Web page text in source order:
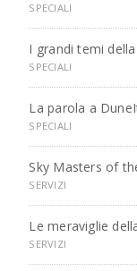
SPECIALI
I grandi temi
SPECIALI
La parola a
SPECIALI
Sky Masters of
SERVIZI
Le meraviglie
SERVIZI